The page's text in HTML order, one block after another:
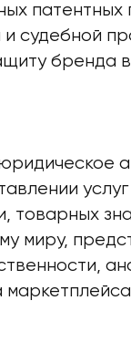
патентных
судебной
бренда
товарных
миру,